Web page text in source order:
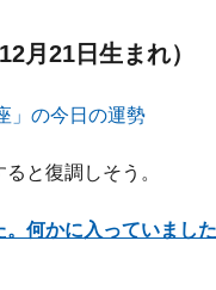
月21日生まれ）
と復調しそう。
何かに入っていまし